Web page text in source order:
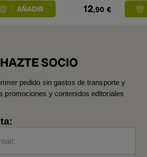
12,90 €
HAZTE SOCIO
pedido sin gastos de transporte y
promociones y contenidos editoriales